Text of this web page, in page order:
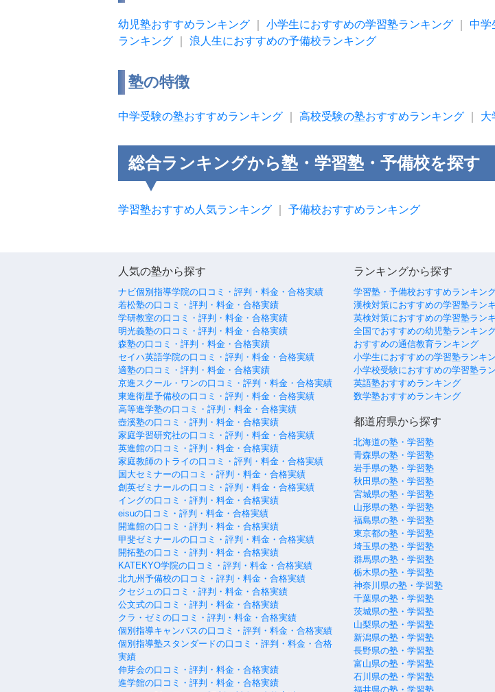
幼児塾おすすめランキング 小学生におすすめの学習塾ランキング 中学
ランキング
浪人生におすすめの予備校ランキング
塾の特徴
中学受験の塾おすすめランキング 高校受験の塾おすすめランキング 大
総合ランキングから塾・学習塾・予備校を探す
学習塾おすすめ人気ランキング 予備校おすすめランキング
人気の塾から探す
ナビ個別指導学院の口コミ・評判・料金・合格実績
若松塾の口コミ・評判・料金・合格実績
学研教室の口コミ・評判・料金・合格実績
明光義塾の口コミ・評判・料金・合格実績
森塾の口コミ・評判・料金・合格実績
セイハ英語学院の口コミ・評判・料金・合格実績
適塾の口コミ・評判・料金・合格実績
京進スクール・ワンの口コミ・評判・料金・合格実績
東進衛星予備校の口コミ・評判・料金・合格実績
高等進学塾の口コミ・評判・料金・合格実績
壺溪塾の口コミ・評判・料金・合格実績
家庭学習研究社の口コミ・評判・料金・合格実績
英進館の口コミ・評判・料金・合格実績
家庭教師のトライの口コミ・評判・料金・合格実績
国大セミナーの口コミ・評判・料金・合格実績
創英ゼミナールの口コミ・評判・料金・合格実績
イングの口コミ・評判・料金・合格実績
eisuの口コミ・評判・料金・合格実績
開進館の口コミ・評判・料金・合格実績
甲斐ゼミナールの口コミ・評判・料金・合格実績
開拓塾の口コミ・評判・料金・合格実績
KATEKYO学院の口コミ・評判・料金・合格実績
北九州予備校の口コミ・評判・料金・合格実績
クセジュの口コミ・評判・料金・合格実績
公文式の口コミ・評判・料金・合格実績
クラ・ゼミの口コミ・評判・料金・合格実績
個別指導キャンパスの口コミ・評判・料金・合格実績
個別指導塾スタンダードの口コミ・評判・料金・合格
実績
伸芽会の口コミ・評判・料金・合格実績
進学館の口コミ・評判・料金・合格実績
ランキングから探す
学習塾・予備校おすすめランキン
漢検対策におすすめの学習塾ラン
英検対策におすすめの学習塾ラン
全国でおすすめの幼児塾ランキン
おすすめの通信教育ランキング
小学生におすすめの学習塾ランキ
小学校受験におすすめの学習塾ラ
英語塾おすすめランキング
数学塾おすすめランキング
都道府県から探す
北海道の塾・学習塾
青森県の塾・学習塾
岩手県の塾・学習塾
秋田県の塾・学習塾
宮城県の塾・学習塾
山形県の塾・学習塾
福島県の塾・学習塾
東京都の塾・学習塾
埼玉県の塾・学習塾
群馬県の塾・学習塾
栃木県の塾・学習塾
神奈川県の塾・学習塾
千葉県の塾・学習塾
茨城県の塾・学習塾
山梨県の塾・学習塾
新潟県の塾・学習塾
長野県の塾・学習塾
富山県の塾・学習塾
石川県の塾・学習塾
福井県の塾・学習塾